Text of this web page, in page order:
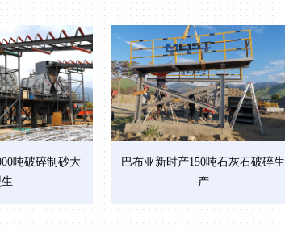
吨破碎制砂大
巴布亚新时产150吨石灰石破碎生
产